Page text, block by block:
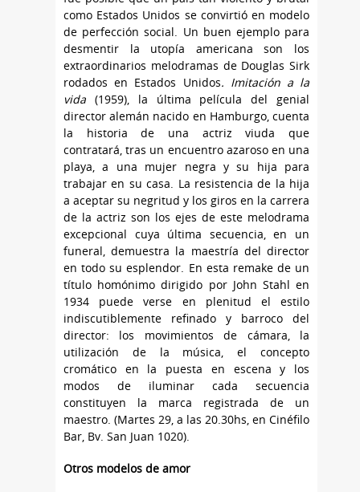
como Estados Unidos se convirtió en modelo
de perfección social. Un buen ejemplo para
desmentir la utopía americana son los
extraordinarios melodramas de Douglas Sirk
rodados en Estados Unidos. Imitación a la
vida (1959), la última película del genial
director alemán nacido en Hamburgo, cuenta
la historia de una actriz viuda que
contratará, tras un encuentro azaroso en una
playa, a una mujer negra y su hija para
trabajar en su casa. La resistencia de la hija
a aceptar su negritud y los giros en la carrera
de la actriz son los ejes de este melodrama
excepcional cuya última secuencia, en un
funeral, demuestra la maestría del director
en todo su esplendor. En esta remake de un
título homónimo dirigido por John Stahl en
1934 puede verse en plenitud el estilo
indiscutiblemente refinado y barroco del
director: los movimientos de cámara, la
utilización de la música, el concepto
cromático en la puesta en escena y los
modos de iluminar cada secuencia
constituyen la marca registrada de un
maestro. (Martes 29, a las 20.30hs, en Cinéfilo
Bar, Bv. San Juan 1020).
Otros modelos de amor